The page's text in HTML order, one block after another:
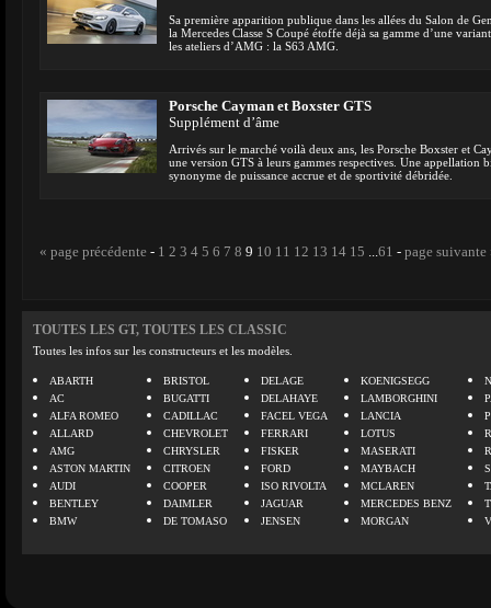
Sa première apparition publique dans les allées du Salon de
la Mercedes Classe S Coupé étoffe déjà sa gamme d’une
les ateliers d’AMG : la S63 AMG.
Porsche Cayman et Boxster GTS
Supplément d’âme
Arrivés sur le marché voilà deux ans, les Porsche Boxster et
une version GTS à leurs gammes respectives. Une appellation
synonyme de puissance accrue et de sportivité débridée.
« page précédente - 1 2 3 4 5 6 7 8 9 10 11 12 13 14 15 ...61 - page suivante
TOUTES LES GT, TOUTES LES CLASSIC
Toutes les infos sur les constructeurs et les modèles.
ABARTH
AC
ALFA ROMEO
ALLARD
AMG
ASTON MARTIN
AUDI
BENTLEY
BMW
BRISTOL
BUGATTI
CADILLAC
CHEVROLET
CHRYSLER
CITROEN
COOPER
DAIMLER
DE TOMASO
DELAGE
DELAHAYE
FACEL VEGA
FERRARI
FISKER
FORD
ISO RIVOLTA
JAGUAR
JENSEN
KOENIGSEGG
LAMBORGHINI
LANCIA
LOTUS
MASERATI
MAYBACH
MCLAREN
MERCEDES BENZ
MORGAN